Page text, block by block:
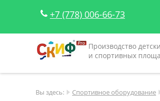
+7 (778) 006-66-73
Производство
и спортивных
Вы здесь: Спортивное оборудование